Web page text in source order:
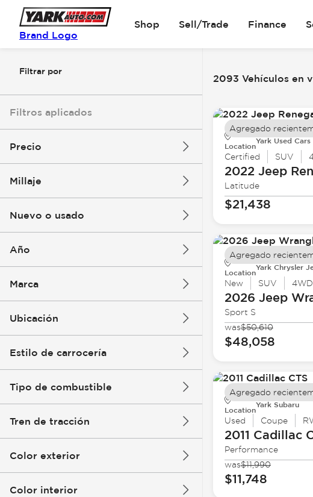
Brand Logo
Shop Sell/Trade Finance
Filtrar por
Filtros aplicados
Precio
Millaje
Nuevo o usado
Año
Marca
Ubicación
Estilo de carrocería
Tipo de combustible
Tren de tracción
Color exterior
Color interior
2093 Vehículos en
Location
Yark Used Cars
Certified SUV
2022 Jeep
Latitude
$21,438
Agregado
Location
Yark Chrysler
New SUV 4WD
2026 Jeep
Sport S
was$50,610
$48,058
Agregado
Location
Yark Subaru
Used Coupe
2011 Cadillac
Performance
was$11,990
$11,748
Agregado